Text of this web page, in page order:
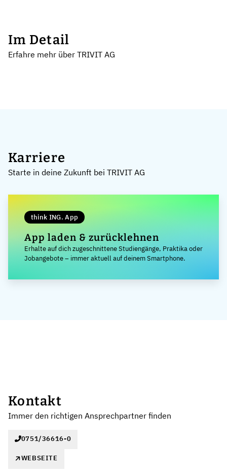
Im Detail
Erfahre mehr über TRIVIT AG
Karriere
Starte in deine Zukunft bei TRIVIT AG
think ING. App
App laden & zurücklehnen
Erhalte auf dich zugeschnittene Studiengänge, Praktika oder
Jobangebote – immer aktuell auf deinem Smartphone.
Kontakt
Immer den richtigen Ansprechpartner finden
0751/36616-0
WEBSEITE